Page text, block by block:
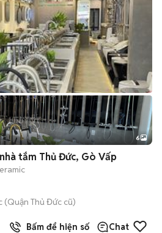
+2
6
tắm Thủ Đức, Gò Vấp
(Quận Thủ Đức cũ)
Bấm để hiện số Chat